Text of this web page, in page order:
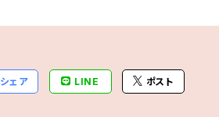
シェア LINE ポスト